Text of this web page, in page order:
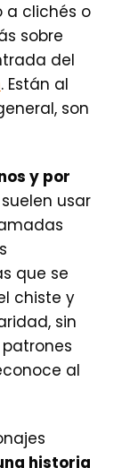
a clichés o
sobre
del
. Están al
son
y por
usar
que se
chiste y
sin
al
historia